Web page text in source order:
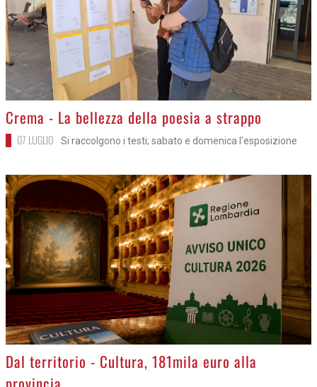
>
Crema - La bellezza della poesia a strappo
07 LUGLIO Si raccolgono i testi; sabato e domenica l'esposizione
>
Dal territorio - Cultura, 181mila euro alla